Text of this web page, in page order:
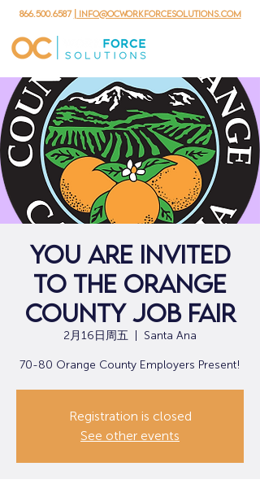
866.500.6587 | info@ocworkforcesolutions.com
YOU ARE INVITED
TO THE ORANGE
COUNTY JOB FAIR
2月16日周五 Santa Ana
70-80 Orange County Employers Present!
Registration is closed
See other events